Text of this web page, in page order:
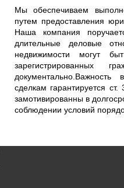
Мы обеспечиваем
путем предоставления
Наша компания
длительные деловые
недвижимости могут
сделкам гарантируется
замотивированны в
соблюдении условий